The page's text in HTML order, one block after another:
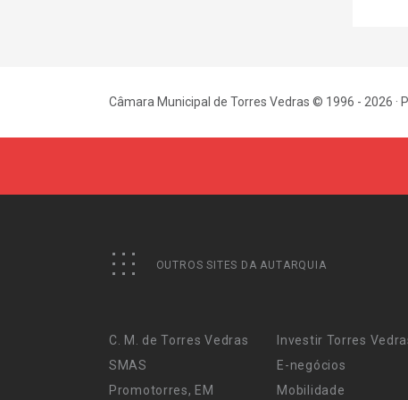
Câmara Municipal de Torres Vedras © 1996 - 2026 ·
OUTROS SITES DA AUTARQUIA
C. M. de Torres Vedras
SMAS
Promotorres, EM
Investir Torres
E-negócios
Mobilidade